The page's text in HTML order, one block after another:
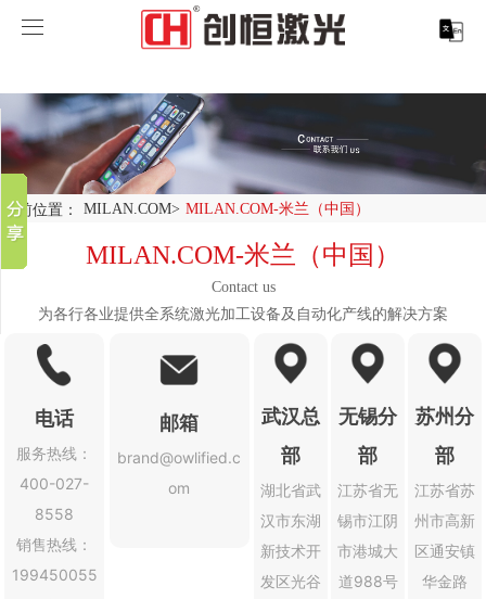
MILAN.COM
产品中心
MILAN.COM-米兰（中国）
光纤激光打标机
紫外线激光打标机
CO2激光打标机
在线飞行激光打标机
CX-3D系列激光打标机
激光切割系列
精密激光切割机
大幅激光切割机
管材激光切割机
激光焊接系列
创恒激光CX-CE-1500手持焊接机_激光焊接机
创恒激光机械手臂激光焊接机
电机定转子铁芯单工位激光焊接机
创恒激光双头双工位铁芯激光焊接机
新能源电机定转子铁芯激光焊接机
激光智能生产线
新能源电机定子铁芯激光焊接产线
新能源电机转子铁芯自动检测压铆产线
激光清洗系列
创恒激光清洗机
激光加工服务
电机定转子铁芯快速打样加工服务
案例展示
行业解决方案
汽车行业激光智能解决方案
轨道交通行业激光智能加工解决方案
水泵风机行业
眼镜行业
客户案例
服务支持
关于创恒
MILAN.COM
MILAN.COM
MILAN.COM-米兰（中国）
当前位置： MILAN.COM> MILAN.COM-米兰（中国）
MILAN.COM-米兰（中国）
Contact us
为各行各业提供全系统激光加工设备及自动化产线的解决方案
电话
服务热线：
400-027-
8558
销售热线：
199450055
邮箱
brand@owlified.c
om
武汉总
部
湖北省武
汉市东湖
新技术开
发区光谷
无锡分
部
江苏省无
锡市江阴
市港城大
道988号
苏州分
部
江苏省苏
州市高新
区通安镇
华金路
分享到
新浪微博
微信
百度贴吧